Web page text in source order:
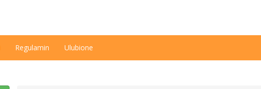
Regulamin Ulubione